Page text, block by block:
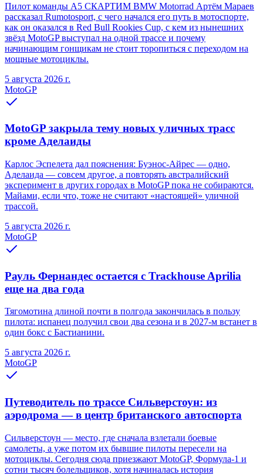
Пилот команды A5 СКАРТИМ BMW Motorrad Артём Мараев
рассказал Rumotosport, с чего начался его путь в мотоспорте,
как он оказался в Red Bull Rookies Cup, с кем из нынешних
звёзд MotoGP выступал на одной трассе и почему
начинающим гонщикам не стоит торопиться с переходом на
мощные мотоциклы.
5 августа 2026 г.
MotoGP
MotoGP закрыла тему новых уличных трасс
кроме Аделаиды
Карлос Эспелета дал пояснения: Буэнос-Айрес — одно,
Аделаида — совсем другое, а повторять австралийский
эксперимент в других городах в MotoGP пока не собираются.
Майами, если что, тоже не считают «настоящей» уличной
трассой.
5 августа 2026 г.
MotoGP
Рауль Фернандес остается с Trackhouse Aprilia
еще на два года
Тягомотина длиной почти в полгода закончилась в пользу
пилота: испанец получил свои два сезона и в 2027-м встанет в
один бокс с Бастианини.
5 августа 2026 г.
MotoGP
Путеводитель по трассе Сильверстоун: из
аэродрома — в центр британского автоспорта
Сильверстоун — место, где сначала взлетали боевые
самолеты, а уже потом их бывшие пилоты пересели на
мотоциклы. Сегодня сюда приезжают MotoGP, Формула-1 и
сотни тысяч болельщиков, хотя начиналась история